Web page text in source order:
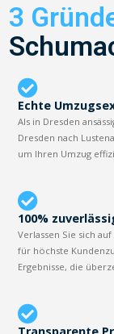
3
Echte
Als in Dresden
Dresden nach
um Ihren Umzug
100%
Verlassen Sie sich
für höchste
Ergebnisse, die